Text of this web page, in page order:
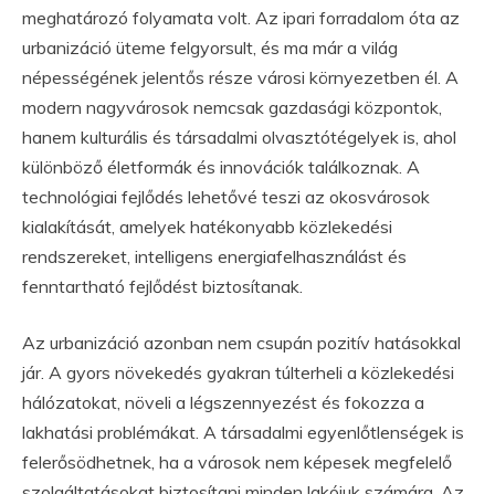
meghatározó folyamata volt. Az ipari forradalom óta az
urbanizáció üteme felgyorsult, és ma már a világ
népességének jelentős része városi környezetben él. A
modern nagyvárosok nemcsak gazdasági központok,
hanem kulturális és társadalmi olvasztótégelyek is, ahol
különböző életformák és innovációk találkoznak. A
technológiai fejlődés lehetővé teszi az okosvárosok
kialakítását, amelyek hatékonyabb közlekedési
rendszereket, intelligens energiafelhasználást és
fenntartható fejlődést biztosítanak.
Az urbanizáció azonban nem csupán pozitív hatásokkal
jár. A gyors növekedés gyakran túlterheli a közlekedési
hálózatokat, növeli a légszennyezést és fokozza a
lakhatási problémákat. A társadalmi egyenlőtlenségek is
felerősödhetnek, ha a városok nem képesek megfelelő